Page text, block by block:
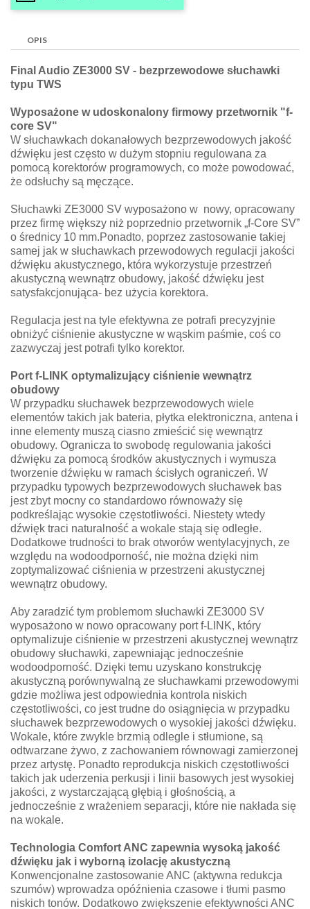
OPIS
Final Audio ZE3000 SV - bezprzewodowe słuchawki
typu TWS
Wyposażone w udoskonalony firmowy przetwornik "f-
core SV"
W słuchawkach dokanałowych bezprzewodowych jakość
dźwięku jest często w dużym stopniu regulowana za
pomocą korektorów programowych, co może powodować,
że odsłuchy są męczące.
Słuchawki ZE3000 SV wyposażono w nowy, opracowany
przez firmę większy niż poprzednio przetwornik „f-Core SV”
o średnicy 10 mm.Ponadto, poprzez zastosowanie takiej
samej jak w słuchawkach przewodowych regulacji jakości
dźwięku akustycznego, która wykorzystuje przestrzeń
akustyczną wewnątrz obudowy, jakość dźwięku jest
satysfakcjonująca- bez użycia korektora.
Regulacja jest na tyle efektywna ze potrafi precyzyjnie
obniżyć ciśnienie akustyczne w wąskim paśmie, coś co
zazwyczaj jest potrafi tylko korektor.
Port f-LINK optymalizujący ciśnienie wewnątrz
obudowy
W przypadku słuchawek bezprzewodowych wiele
elementów takich jak bateria, płytka elektroniczna, antena i
inne elementy muszą ciasno zmieścić się wewnątrz
obudowy. Ogranicza to swobodę regulowania jakości
dźwięku za pomocą środków akustycznych i wymusza
tworzenie dźwięku w ramach ścisłych ograniczeń. W
przypadku typowych bezprzewodowych słuchawek bas
jest zbyt mocny co standardowo równoważy się
podkreślając wysokie częstotliwości. Niestety wtedy
dźwięk traci naturalność a wokale stają się odległe.
Dodatkowe trudności to brak otworów wentylacyjnych, ze
względu na wodoodporność, nie można dzięki nim
zoptymalizować ciśnienia w przestrzeni akustycznej
wewnątrz obudowy.
Aby zaradzić tym problemom słuchawki ZE3000 SV
wyposażono w nowo opracowany port f-LINK, który
optymalizuje ciśnienie w przestrzeni akustycznej wewnątrz
obudowy słuchawki, zapewniając jednocześnie
wodoodporność. Dzięki temu uzyskano konstrukcję
akustyczną porównywalną ze słuchawkami przewodowymi
gdzie możliwa jest odpowiednia kontrola niskich
częstotliwości, co jest trudne do osiągnięcia w przypadku
słuchawek bezprzewodowych o wysokiej jakości dźwięku.
Wokale, które zwykle brzmią odlegle i stłumione, są
odtwarzane żywo, z zachowaniem równowagi zamierzonej
przez artystę. Ponadto reprodukcja niskich częstotliwości
takich jak uderzenia perkusji i linii basowych jest wysokiej
jakości, z wystarczającą głębią i głośnością, a
jednocześnie z wrażeniem separacji, które nie nakłada się
na wokale.
Technologia Comfort ANC zapewnia wysoką jakość
dźwięku jak i wyborną izolację akustyczną
Konwencjonalne zastosowanie ANC (aktywna redukcja
szumów) wprowadza opóźnienia czasowe i tłumi pasmo
niskich tonów. Dodatkowo zwiększenie efektywności ANC